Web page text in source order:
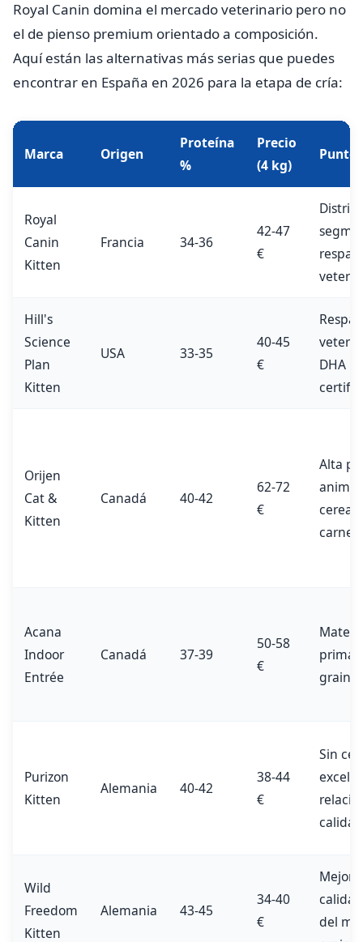
Royal Canin domina el mercado veterinario pero no
el de pienso premium orientado a composición.
Aquí están las alternativas más serias que puedes
encontrar en España en 2026 para la etapa de cría:
Marca Origen
Proteína
%
Precio
(4 kg)
Punto
Royal
Canin
Kitten
Francia 34-36
42-47
€
Hill's
Science
Plan
Kitten
USA 33-35
40-45
€
DHA
Orijen
Cat &
Kitten
Canadá 40-42
62-72
€
Alta
cereal,
carne
Acana
Indoor
Entrée
Canadá 37-39
50-58
€
primas
grain-
Purizon
Kitten
Alemania 40-42
38-44
€
Sin
Wild
Freedom
Kitten
Alemania 43-45
34-40
€
Mejor
del